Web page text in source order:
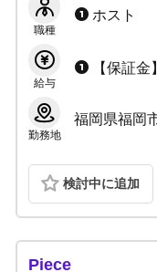
人間関係を「大
ップクラスです！
職種
ホスト
給与
【保証金】時給1,000円～
勤務地
福岡県福岡
検討中に追加
Piece